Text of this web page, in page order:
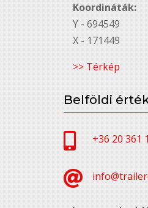
Koordináták:
Y - 694549
X - 171449
>> Térkép
Belföldi
 +36 20 361
